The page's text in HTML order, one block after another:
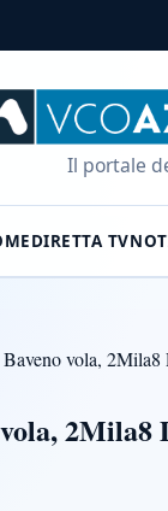
Il portale
DIRETTA TV
vola,